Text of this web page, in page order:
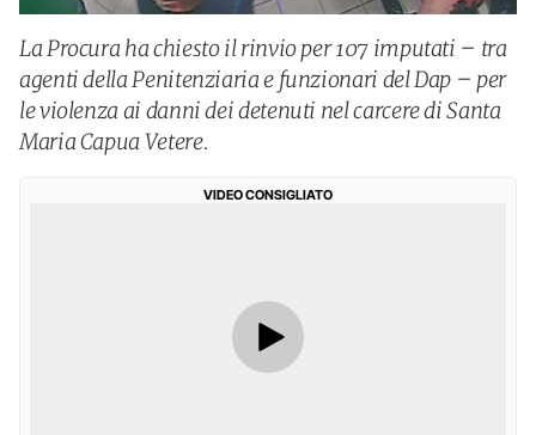
La Procura ha chiesto il rinvio per 107 imputati – tra
agenti della Penitenziaria e funzionari del Dap – per
le violenza ai danni dei detenuti nel carcere di Santa
Maria Capua Vetere.
VIDEO CONSIGLIATO